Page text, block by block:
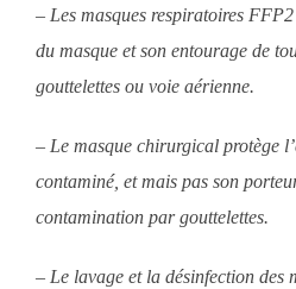
– Les masques respiratoires
du masque et son entourage de
gouttelettes ou voie aérienne.
– Le masque chirurgical protège
contaminé, et mais pas son
contamination par gouttelettes.
– Le lavage et la désinfection des